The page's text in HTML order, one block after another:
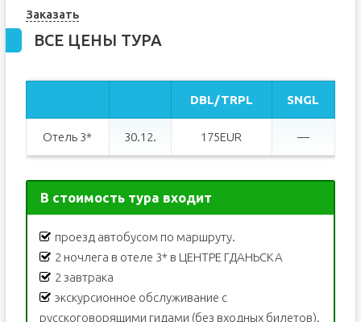
Заказать
ВСЕ ЦЕНЫ ТУРА
DBL/TRPL SNGL
Отель 3* 30.12. 175EUR —
В стоимость тура входит
проезд автобусом по маршруту.
2 ночлега в отеле 3* в ЦЕНТРЕ ГДАНЬСКА
2 завтрака
экскурсионное обслуживание с
русскоговорящими гидами (без входных билетов).